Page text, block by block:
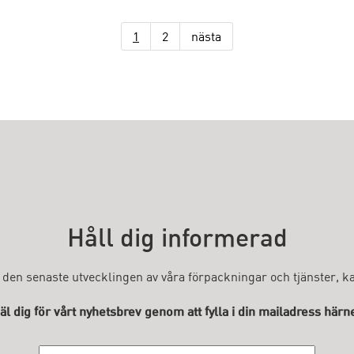
1 2 nästa
Håll dig informerad
senaste utvecklingen av våra förpackningar och tjänster,
dig för vårt nyhetsbrev genom att fylla i din mailadress